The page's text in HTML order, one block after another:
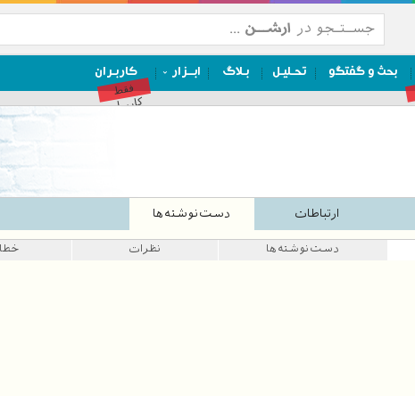
بحث و گفتگو تحـلیـل بـلاگ ابــزار کاربـران
فقط
کاربران
ارتباطات دست‌نوشته‌ها
دست‌نوشته‌ها نظرات